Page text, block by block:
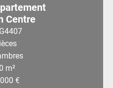
Centre
m²
€